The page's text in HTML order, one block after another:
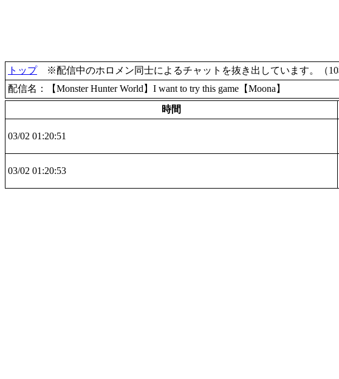
トップ※配信中のホロメン同士によるチャットを抜き出しています。（10
配信名：【Monster Hunter World】I want to try this game【Moona】
時間
03/02 01:20:51
03/02 01:20:53